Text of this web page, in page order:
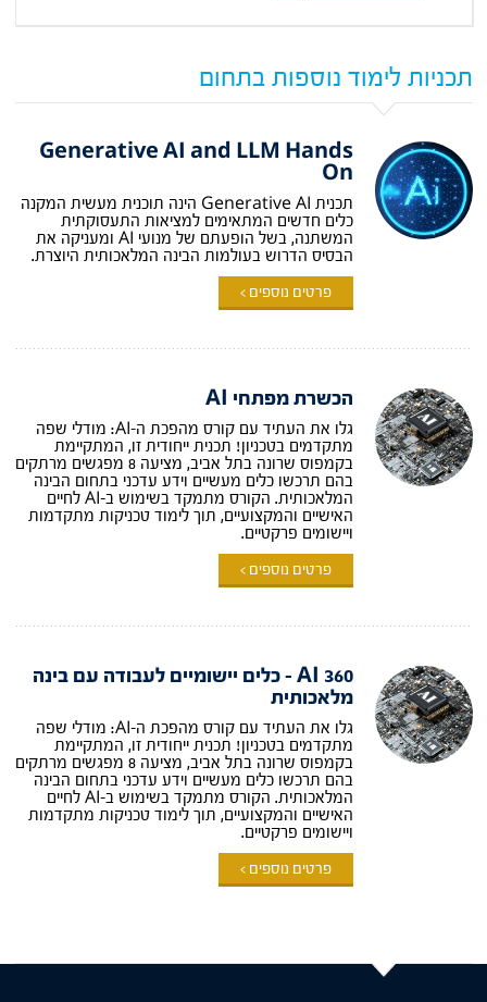
תכניות לימוד נוספות בתחום
Generative AI and LLM Hands
On
תכנית Generative AI הינה תוכנית מעשית המקנה
כלים חדשים המתאימים למציאות התעסוקתית
המשתנה, בשל הופעתם של מנועי AI ומעניקה את
הבסיס הדרוש בעולמות הבינה המלאכותית היוצרת.
פרטים נוספים >
הכשרת מפתחי AI
גלו את העתיד עם קורס מהפכת ה-AI: מודלי שפה
מתקדמים בטכניון! תכנית ייחודית זו, המתקיימת
בקמפוס שרונה בתל אביב, מציעה 8 מפגשים מרתקים
בהם תרכשו כלים מעשיים וידע עדכני בתחום הבינה
המלאכותית. הקורס מתמקד בשימוש ב-AI לחיים
האישיים והמקצועיים, תוך לימוד טכניקות מתקדמות
ויישומים פרקטיים.
פרטים נוספים >
360 AI – כלים יישומיים לעבודה עם בינה
מלאכותית
גלו את העתיד עם קורס מהפכת ה-AI: מודלי שפה
מתקדמים בטכניון! תכנית ייחודית זו, המתקיימת
בקמפוס שרונה בתל אביב, מציעה 8 מפגשים מרתקים
בהם תרכשו כלים מעשיים וידע עדכני בתחום הבינה
המלאכותית. הקורס מתמקד בשימוש ב-AI לחיים
האישיים והמקצועיים, תוך לימוד טכניקות מתקדמות
ויישומים פרקטיים.
פרטים נוספים >